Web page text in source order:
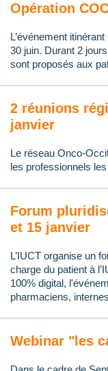
Opération
L’événement
30 juin. Durant 2
sont proposés aux
2 réunions
janvier
Le réseau Onco-
les professionnels
Forum
et 15 janvier
L’IUCT organise un
charge du patient à
100% digital,
pharmaciens,
Webinar "les